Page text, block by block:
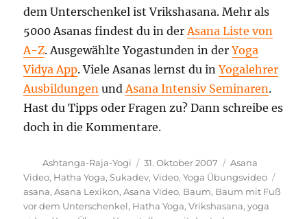
dem Unterschenkel ist Vrikshasana. Mehr als
5000 Asanas findest du in derAsana Liste von
A-Z. Ausgewählte Yogastunden in derYoga
Vidya App. Viele Asanas lernst du inYogalehrer
Ausbildungen undAsana Intensiv Seminaren.
Hast du Tipps oder Fragen zu? Dann schreibe es
doch in die Kommentare.
Autor
Ashtanga-Raja-Yogi
Veröffentlicht
am
31. Oktober 2007 Kategorien
Asana
Video, Hatha Yoga,Sukadev,Video,Yoga Übungsvideo
asana,Asana Lexikon,Asana Video, Baum, Baum mit Fuß
vor dem Unterschenkel, Hatha Yoga,Vrikshasana,yoga